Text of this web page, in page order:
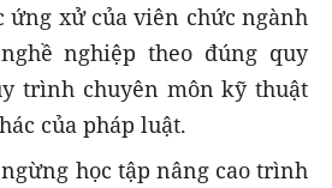
ứng xử của viên chức ngành
nghiệp theo đúng quy
trình chuyên môn kỹ thuật
của pháp luật.
học tập nâng cao trình